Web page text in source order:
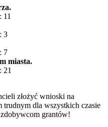
11
3
7
miasta.
21
złożyć wnioski na
dla wszystkich czasie
grantów!